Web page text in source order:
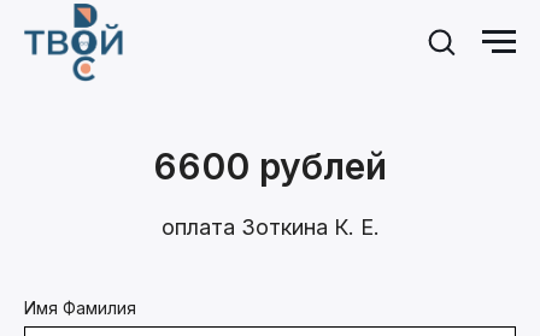
6600 рублей
оплата Зоткина К. Е.
Имя Фамилия